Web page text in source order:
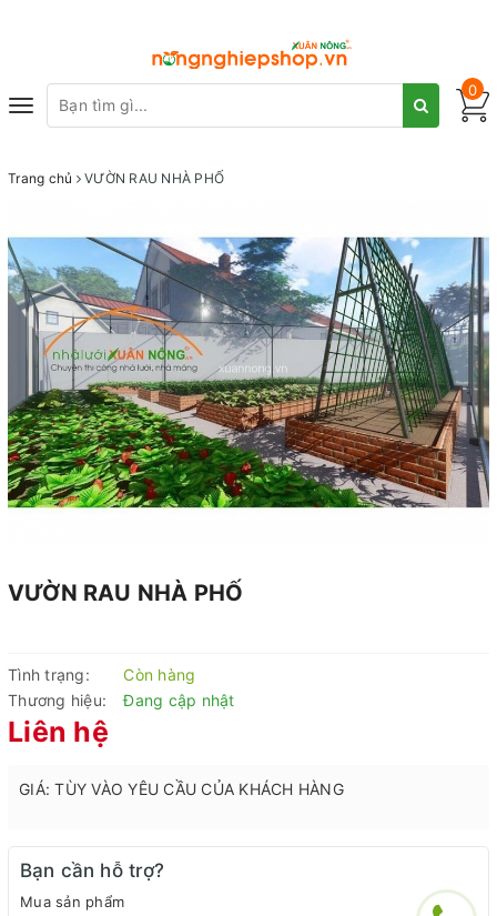
Toggle
0
Trang chủ VƯỜN RAU NHÀ PHỐ
VƯỜN RAU NHÀ PHỐ
Tình trạng:
Còn hàng
Thương hiệu:
Đang cập nhật
Liên hệ
GIÁ: TÙY VÀO YÊU CẦU CỦA KHÁCH HÀNG
Bạn cần hỗ trợ?
Mua sản phẩm